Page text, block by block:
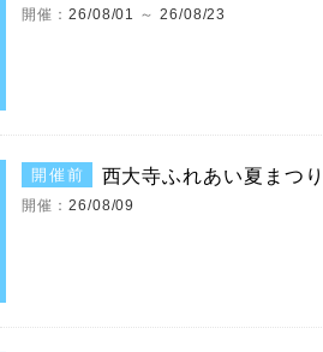
開催：26/08/01 ～26/08/23
開催前 西大寺ふれあい夏まつり
開催：26/08/09